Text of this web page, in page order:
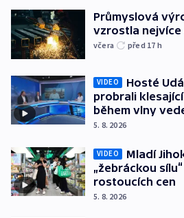
Průmyslová
vzrostla
včera před 17 h
VIDEO
Hosté
probrali
během vlny
5. 8. 2026
VIDEO
Mladí
„žebráckou
rostoucích cen
5. 8. 2026